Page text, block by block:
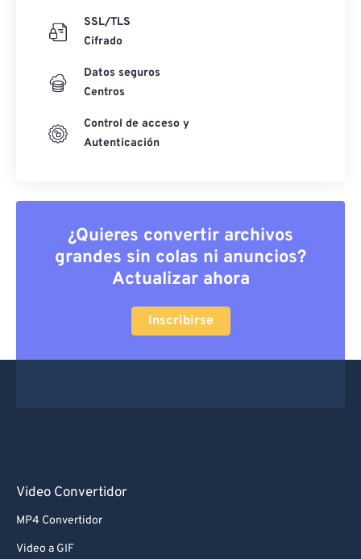
SSL/TLS
Cifrado
Datos seguros
Centros
Control de acceso y
Autenticación
¿Quieres convertir archivos
grandes sin colas ni anuncios?
Actualizar ahora
Inscribirse
Video Convertidor
MP4 Convertidor
Video a GIF